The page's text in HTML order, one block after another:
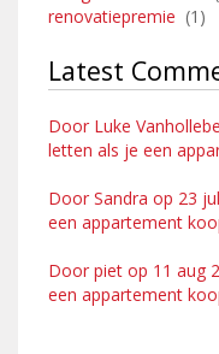
renovatiepremie (1)
Latest
Door Luke
letten als je een
Door Sandra op 23
een appartement
Door piet op 11 aug
een appartement